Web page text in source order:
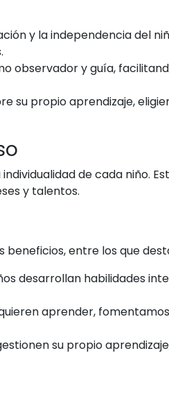
y la independencia del
observador y guía,
su propio aprendizaje,
de cada niño.
y talentos.
beneficios, entre los que
desarrollan habilidades
aprender,
su propio